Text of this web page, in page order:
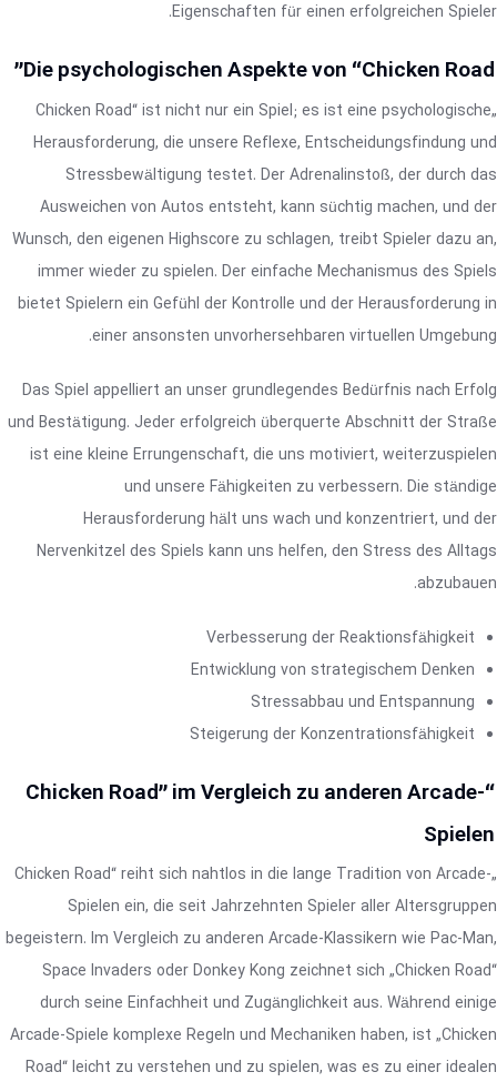
Eigenschaften für einen erfolgreichen Spieler.
Die psychologischen Aspekte von “Chicken Road”
„Chicken Road“ ist nicht nur ein Spiel; es ist eine psychologische
Herausforderung, die unsere Reflexe, Entscheidungsfindung und
Stressbewältigung testet. Der Adrenalinstoß, der durch das
Ausweichen von Autos entsteht, kann süchtig machen, und der
Wunsch, den eigenen Highscore zu schlagen, treibt Spieler dazu an,
immer wieder zu spielen. Der einfache Mechanismus des Spiels
bietet Spielern ein Gefühl der Kontrolle und der Herausforderung in
einer ansonsten unvorhersehbaren virtuellen Umgebung.
Das Spiel appelliert an unser grundlegendes Bedürfnis nach Erfolg
und Bestätigung. Jeder erfolgreich überquerte Abschnitt der Straße
ist eine kleine Errungenschaft, die uns motiviert, weiterzuspielen
und unsere Fähigkeiten zu verbessern. Die ständige
Herausforderung hält uns wach und konzentriert, und der
Nervenkitzel des Spiels kann uns helfen, den Stress des Alltags
abzubauen.
Verbesserung der Reaktionsfähigkeit
Entwicklung von strategischem Denken
Stressabbau und Entspannung
Steigerung der Konzentrationsfähigkeit
“Chicken Road” im Vergleich zu anderen Arcade-
Spielen
„Chicken Road“ reiht sich nahtlos in die lange Tradition von Arcade-
Spielen ein, die seit Jahrzehnten Spieler aller Altersgruppen
begeistern. Im Vergleich zu anderen Arcade-Klassikern wie Pac-Man,
Space Invaders oder Donkey Kong zeichnet sich „Chicken Road“
durch seine Einfachheit und Zugänglichkeit aus. Während einige
Arcade-Spiele komplexe Regeln und Mechaniken haben, ist „Chicken
Road“ leicht zu verstehen und zu spielen, was es zu einer idealen